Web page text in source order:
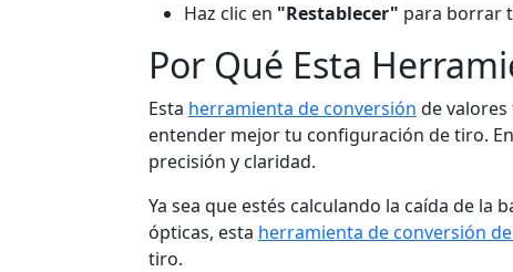
Haz clic en "Restablecer" para borrar
Por Qué Esta
Esta herramienta de conversión de valores
entender mejor tu configuración de tiro.
precisión y claridad.
Ya sea que estés calculando la caída de
ópticas, esta herramienta de conversión
tiro.